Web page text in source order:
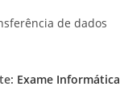
de dados
Exame Informática